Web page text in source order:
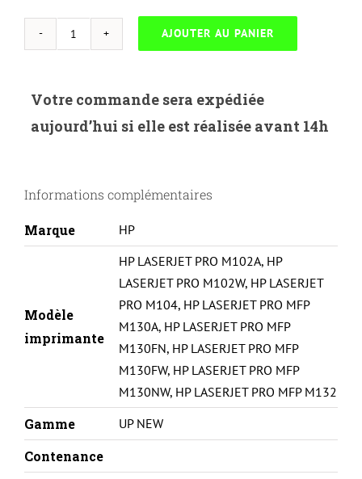
quantité
HYBRIDE-
H.19AD-
PRO
M130-
AJOUTER AU PANIER
Votre commande sera expédiée
aujourd’hui si elle est réalisée avant 14h
Informations complémentaires
Marque HP
Modèle
imprimante
HP LASERJET PRO M102A, HP
LASERJET PRO M102W, HP LASERJET
PRO M104, HP LASERJET PRO MFP
M130A, HP LASERJET PRO MFP
M130FN, HP LASERJET PRO MFP
M130FW, HP LASERJET PRO MFP
M130NW, HP LASERJET PRO MFP M132
Gamme UP NEW
Contenance